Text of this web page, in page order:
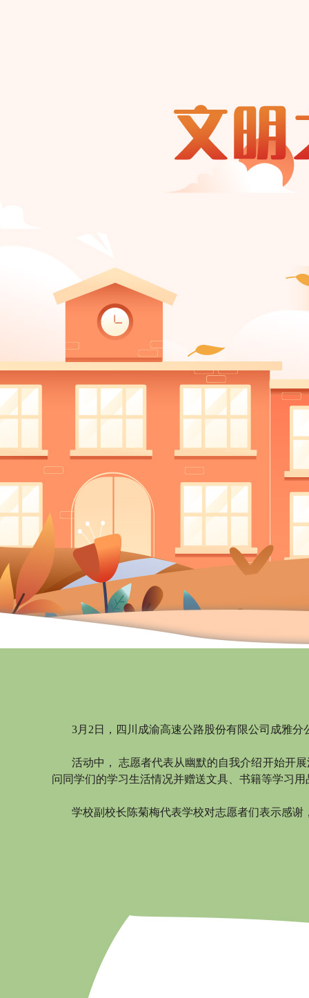
3月2日，四川成渝高速公路股份有限公司成雅
活动中，
志愿者代表从幽默的自我介绍开始开
问同学们的学习生活情况并赠送文具、书籍等学习用
学校副校长陈菊梅代表学校对志愿者们表示感